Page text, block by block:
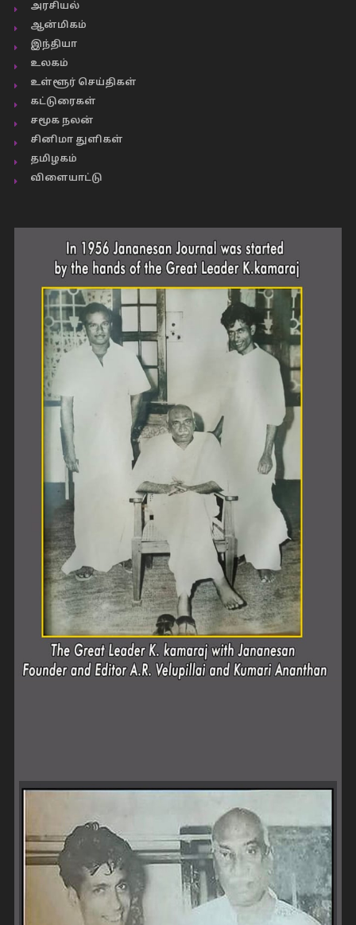
அரசியல்
ஆன்மிகம்
இந்தியா
உலகம்
உள்ளூர் செய்திகள்
கட்டுரைகள்
சமூக நலன்
சினிமா துளிகள்
தமிழகம்
விளையாட்டு